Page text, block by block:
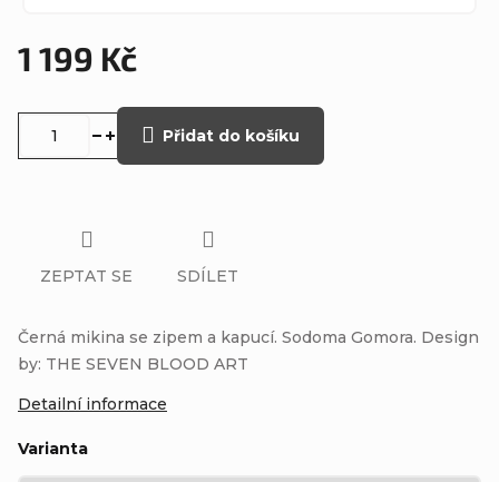
1 199 Kč
Varianta
Přidat do košíku
Černá mikina se zipem a kapucí. Sodoma Gomora. Design
by: THE SEVEN BLOOD ART
Detailní informace
ZEPTAT SE SDÍLET